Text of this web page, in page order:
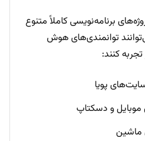
برنامه‌نویسی کاملاً متنوع
توانمندی‌های هوش
کنند:
پویا
و دسکتاپ
ماشین